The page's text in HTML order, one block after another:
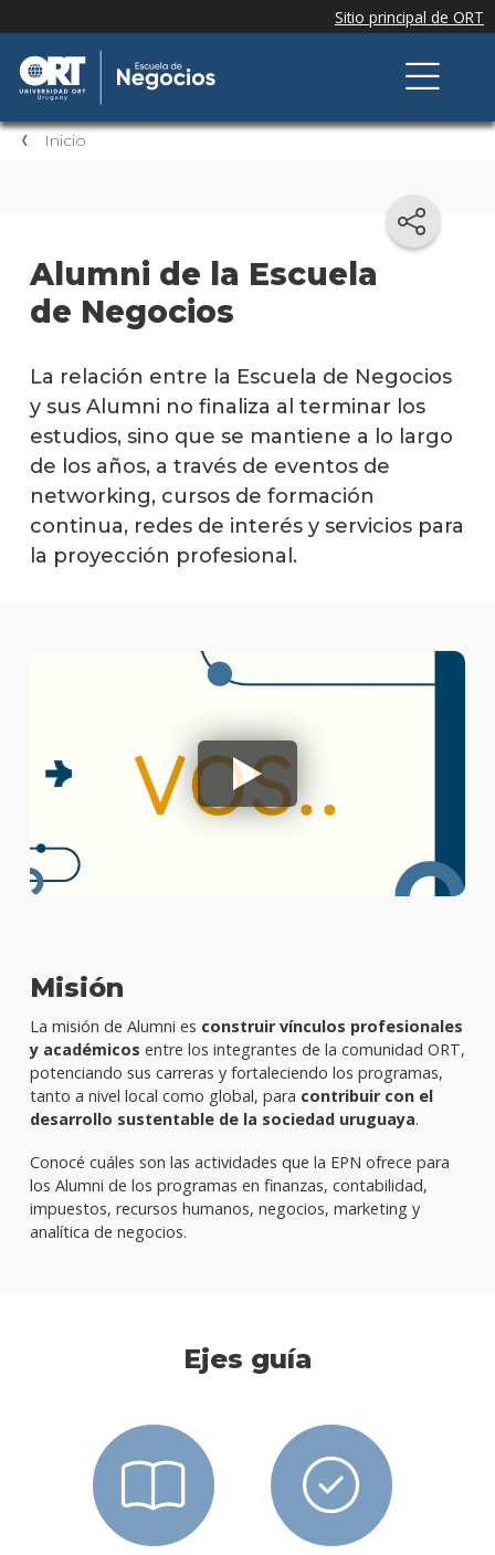
Inicio
Alumni de la Escuela
de Negocios
La relación entre la Escuela de Negocios
y sus Alumni no finaliza al terminar los
estudios, sino que se mantiene a lo largo
de los años, a través de eventos de
networking, cursos de formación
continua, redes de interés y servicios para
la proyección profesional.
Misión
La misión de Alumni es construir vínculos profesionales
y académicos entre los integrantes de la comunidad ORT,
potenciando sus carreras y fortaleciendo los programas,
tanto a nivel local como global, para contribuir con el
desarrollo sustentable de la sociedad uruguaya.
Conocé cuáles son las actividades que la EPN ofrece para
los Alumni de los programas en finanzas, contabilidad,
impuestos, recursos humanos, negocios, marketing y
analítica de negocios.
Ejes guía